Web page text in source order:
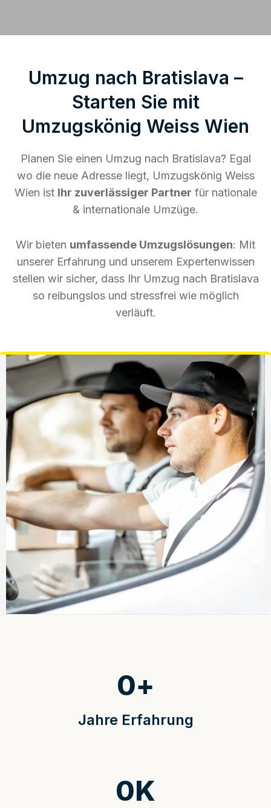
Umzug nach Bratislava –
Starten Sie mit
Umzugskönig Weiss Wien
Planen Sie einen Umzug nach Bratislava? Egal
wo die neue Adresse liegt, Umzugskönig Weiss
Wien ist Ihr zuverlässiger Partner für nationale
& internationale Umzüge.
Wir bieten umfassende Umzugslösungen: Mit
unserer Erfahrung und unserem Expertenwissen
stellen wir sicher, dass Ihr Umzug nach Bratislava
so reibungslos und stressfrei wie möglich
verläuft.
Jahre Erfahrung
0+
0K